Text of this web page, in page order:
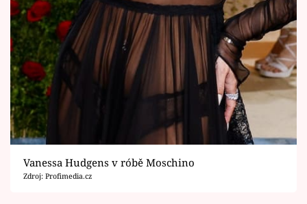
Vanessa Hudgens v róbě Moschino
Zdroj: Profimedia.cz